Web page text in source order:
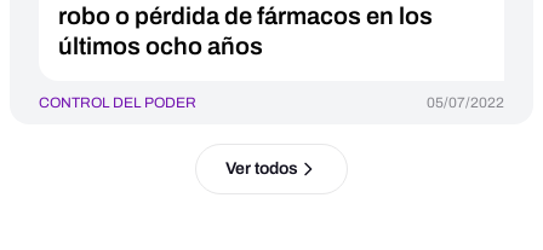
robo o pérdida de fármacos en los
últimos ocho años
CONTROL DEL PODER 05/07/2022
Ver todos